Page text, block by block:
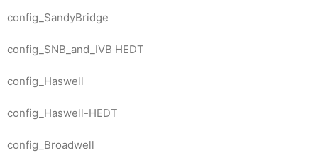
config_SandyBridge
config_SNB_and_IVB HEDT
config_Haswell
config_Haswell-HEDT
config_Broadwell